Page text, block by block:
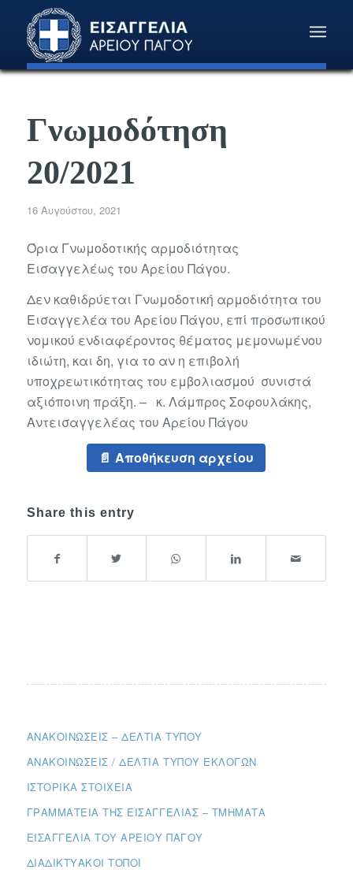
Γνωμοδότηση
20/2021
16 Αυγούστου, 2021
Όρια Γνωμοδοτικής αρμοδιότητας
Εισαγγελέως του Αρείου Πάγου.
Δεν καθιδρύεται Γνωμοδοτική αρμοδιότητα του
Εισαγγελέα του Αρείου Πάγου, επί προσωπικού
νομικού ενδιαφέροντος θέματος μεμονωμένου
ιδιώτη, και δη, για το αν η επιβολή
υποχρεωτικότητας του εμβολιασμού συνιστά
αξιόποινη πράξη. – κ. Λάμπρος Σοφουλάκης,
Αντεισαγγελέας του Αρείου Πάγου
Αποθήκευση αρχείου
Share this entry
ΑΝΑΚΟΙΝΏΣΕΙΣ – ΔΕΛΤΊΑ ΤΎΠΟΥ
ΑΝΑΚΟΙΝΏΣΕΙΣ / ΔΕΛΤΊΑ ΤΎΠΟΥ ΕΚΛΟΓΏΝ
ΙΣΤΟΡΙΚΆ ΣΤΟΙΧΕΊΑ
ΓΡΑΜΜΑΤΕΊΑ ΤΗΣ ΕΙΣΑΓΓΕΛΊΑΣ – ΤΜΉΜΑΤΑ
ΕΙΣΑΓΓΕΛΊΑ ΤΟΥ ΑΡΕΊΟΥ ΠΆΓΟΥ
ΔΙΑΔΙΚΤΥΑΚΟΊ ΤΌΠΟΙ